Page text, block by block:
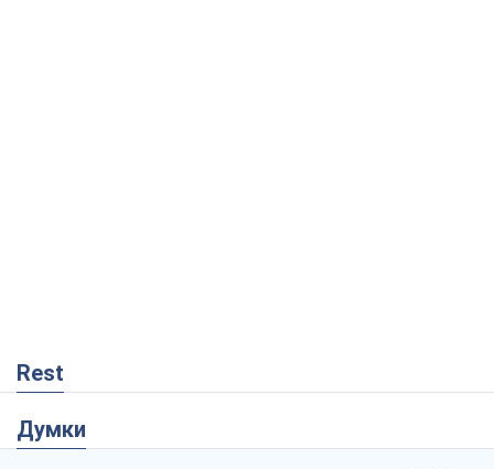
Rest
Думки